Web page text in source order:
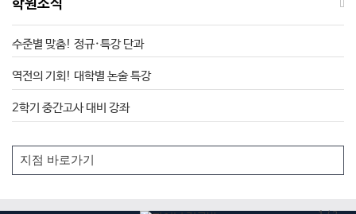
10
오프라인도 역시, 메가스터디!
신개념 융합형 학원
러셀 메가스터디학원
학원소식
수준별 맞춤! 정규·특강 단과